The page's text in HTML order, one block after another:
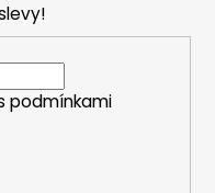
podmínkami